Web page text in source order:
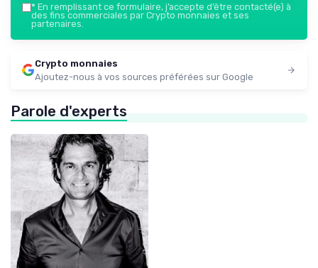
* En remplissant ce formulaire, j’accepte d’être contacté(e) à
des fins commerciales par Crypto monnaies et ses
partenaires.
Crypto monnaies
Ajoutez-nous à vos sources préférées sur Google
Parole d'experts